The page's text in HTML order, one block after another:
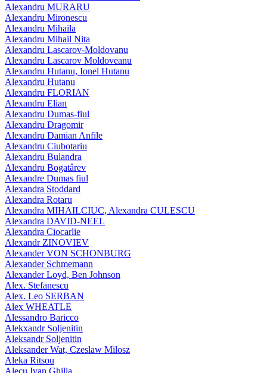
Alexandru MURARU
Alexandru Mironescu
Alexandru Mihaila
Alexandru Mihail Nita
Alexandru Lascarov-Moldovanu
Alexandru Lascarov Moldoveanu
Alexandru Hutanu, Ionel Hutanu
Alexandru Hutanu
Alexandru FLORIAN
Alexandru Elian
Alexandru Dumas-fiul
Alexandru Dragomir
Alexandru Damian Anfile
Alexandru Ciubotariu
Alexandru Bulandra
Alexandru Bogatârev
Alexandre Dumas fiul
Alexandra Stoddard
Alexandra Rotaru
Alexandra MIHAILCIUC, Alexandra CULESCU
Alexandra DAVID-NEEL
Alexandra Ciocarlie
Alexandr ZINOVIEV
Alexander VON SCHONBURG
Alexander Schmemann
Alexander Loyd, Ben Johnson
Alex. Stefanescu
Alex. Leo SERBAN
Alex WHEATLE
Alessandro Baricco
Alekxandr Soljenitin
Aleksandr Soljenitin
Aleksander Wat, Czeslaw Milosz
Aleka Ritsou
Alecu Ivan Ghilia